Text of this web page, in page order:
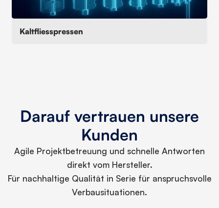
Kaltfliesspressen
Darauf vertrauen unsere
Kunden
Agile Projektbetreuung und schnelle Antworten
direkt vom Hersteller.
Für nachhaltige Qualität in Serie für anspruchsvolle
Verbausituationen.